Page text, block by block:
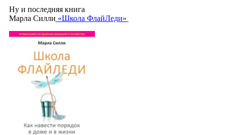
Ну и последняя книга
Марла Силли «Школа ФлайЛеди»